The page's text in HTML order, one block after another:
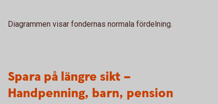
Diagrammen visar fondernas normala fördelning.
Spara på längre sikt –
Handpenning, barn, pension